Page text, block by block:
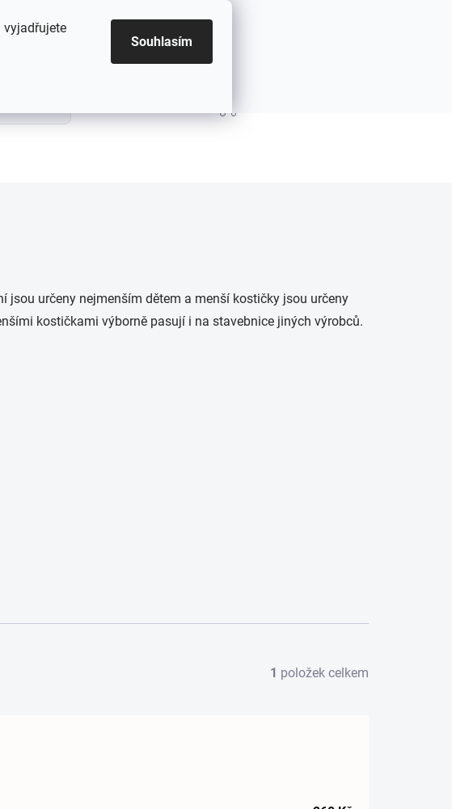
vyjadřujete
Souhlasím
jsou určeny nejmenším dětem a menší kostičky jsou určeny
kostičkami výborně pasují i na stavebnice jiných výrobců.
1 položek celkem